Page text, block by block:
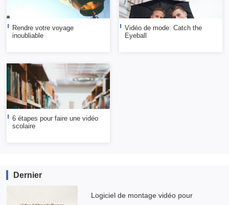
Rendre votre voyage
inoubliable
Vidéo de mode: Catch the
Eyeball
6 étapes pour faire une vidéo
scolaire
Dernier
Logiciel de montage vidéo pour